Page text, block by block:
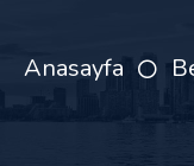
Anasayfa